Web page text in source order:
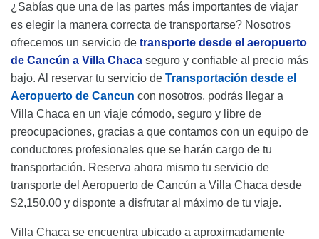
¿Sabías que una de las partes más importantes de viajar
es elegir la manera correcta de transportarse? Nosotros
ofrecemos un servicio de transporte desde el aeropuerto
de Cancún a Villa Chaca seguro y confiable al precio más
bajo. Al reservar tu servicio de Transportación desde el
Aeropuerto de Cancun con nosotros, podrás llegar a
Villa Chaca en un viaje cómodo, seguro y libre de
preocupaciones, gracias a que contamos con un equipo de
conductores profesionales que se harán cargo de tu
transportación. Reserva ahora mismo tu servicio de
transporte del Aeropuerto de Cancún a Villa Chaca desde
$2,150.00 y disponte a disfrutar al máximo de tu viaje.
Villa Chaca se encuentra ubicado a aproximadamente